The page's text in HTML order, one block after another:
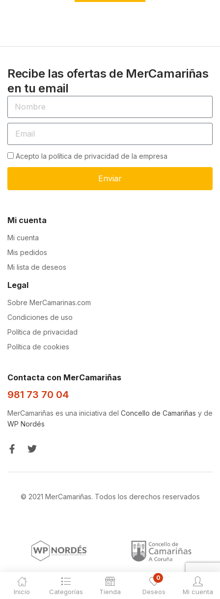
Inicio Categorías Tienda
0
Deseos Mi cuenta
Recibe las ofertas de MerCamariñas
en tu email
Acepto la política de privacidad de la empresa
Enviar
Mi cuenta
Mi cuenta
Mis pedidos
Mi lista de deseos
Legal
Sobre MerCamarinas.com
Condiciones de uso
Política de privacidad
Política de cookies
Contacta con MerCamariñas
981 73 70 04
MerCamariñas es una iniciativa del Concello de Camariñas y de
WP Nordés
© 2021 MerCamariñas. Todos los derechos reservados